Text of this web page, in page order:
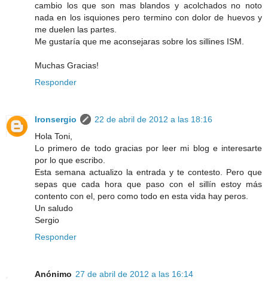
cambio los que son mas blandos y acolchados no noto
nada en los isquiones pero termino con dolor de huevos y
me duelen las partes.
Me gustaría que me aconsejaras sobre los sillines ISM.
Muchas Gracias!
Responder
Ironsergio
22 de abril de 2012 a las 18:16
Hola Toni,
Lo primero de todo gracias por leer mi blog e interesarte
por lo que escribo.
Esta semana actualizo la entrada y te contesto. Pero que
sepas que cada hora que paso con el sillín estoy más
contento con el, pero como todo en esta vida hay peros.
Un saludo
Sergio
Responder
Anónimo 27 de abril de 2012 a las 16:14